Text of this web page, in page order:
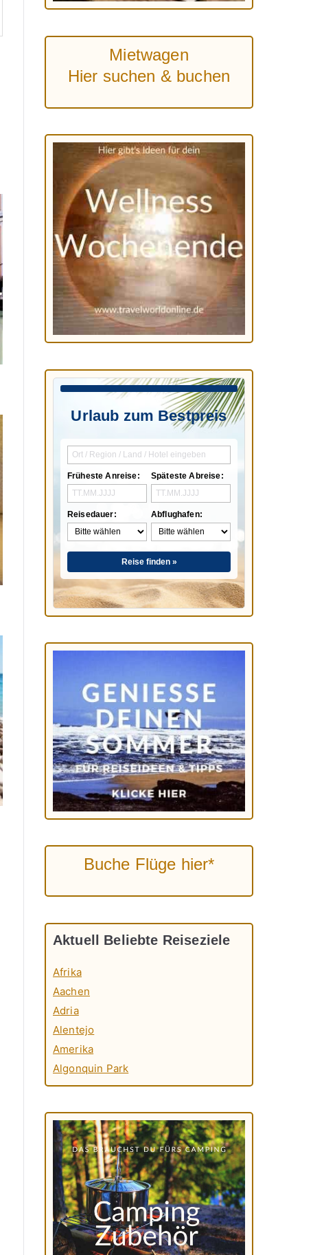
Mietwagen
Hier suchen & buchen
Urlaub zum Bestpreis
Früheste Anreise:
Reisedauer:
Späteste Abreise:
Abflughafen:
Reise finden »
Buche Flüge hier*
Aktuell Beliebte Reiseziele
Afrika
Aachen
Adria
Alentejo
Amerika
Algonquin Park